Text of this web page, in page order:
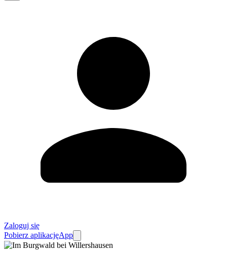
Zaloguj się
Pobierz aplikacjęApp